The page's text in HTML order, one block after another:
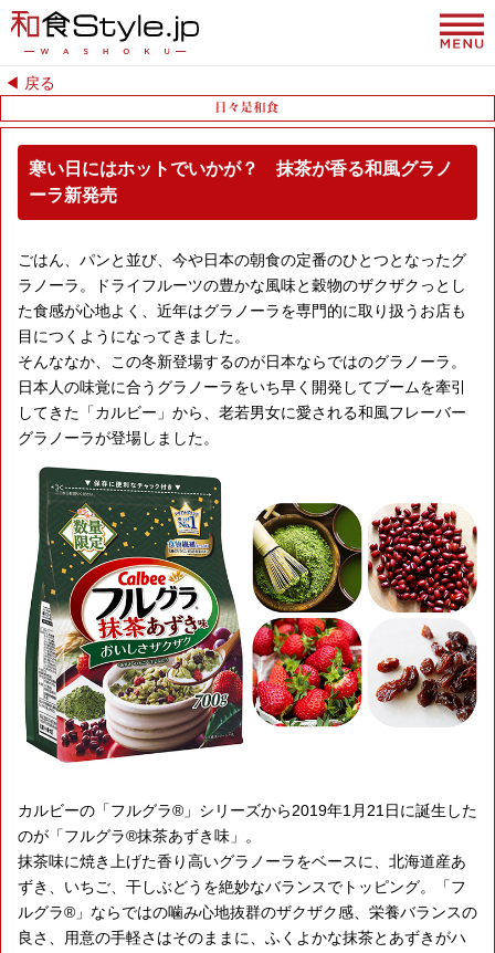
◀︎ 戻る
寒い日にはホットでいかが？ 抹茶が香る和風グラノ
ーラ新発売
ごはん、パンと並び、今や日本の朝食の定番のひとつとなったグ
ラノーラ。ドライフルーツの豊かな風味と穀物のザクザクっとし
た食感が心地よく、近年はグラノーラを専門的に取り扱うお店も
目につくようになってきました。
そんななか、この冬新登場するのが日本ならではのグラノーラ。
日本人の味覚に合うグラノーラをいち早く開発してブームを牽引
してきた「カルビー」から、老若男女に愛される和風フレーバー
グラノーラが登場しました。
カルビーの「フルグラ®」シリーズから2019年1月21日に誕生した
のが「フルグラ®抹茶あずき味」。
抹茶味に焼き上げた香り高いグラノーラをベースに、北海道産あ
ずき、いちご、干しぶどうを絶妙なバランスでトッピング。「フ
ルグラ®」ならではの噛み心地抜群のザクザク感、栄養バランスの
良さ、用意の手軽さはそのままに、ふくよかな抹茶とあずきがハ